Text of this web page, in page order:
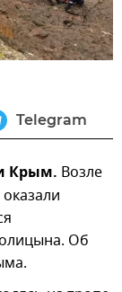
Telegram
Крым. Возле
Об